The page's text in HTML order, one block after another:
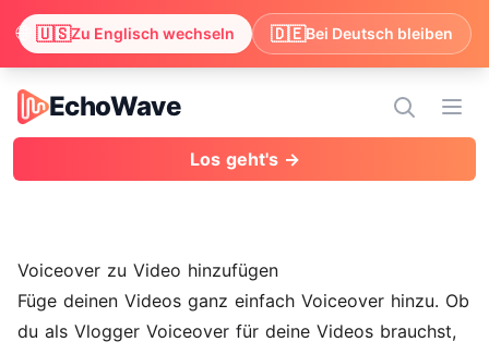
EchoWave
EchoWave
Los geht's →
Voiceover zu Video hinzufügen
Füge deinen Videos ganz einfach Voiceover hinzu. Ob
du als Vlogger Voiceover für deine Videos brauchst,
🌐 Wir haben festgestellt, dass dein Browser Englisch
🇺🇸Zu Englisch wechseln 🇩🇪Bei Deutsch bleiben